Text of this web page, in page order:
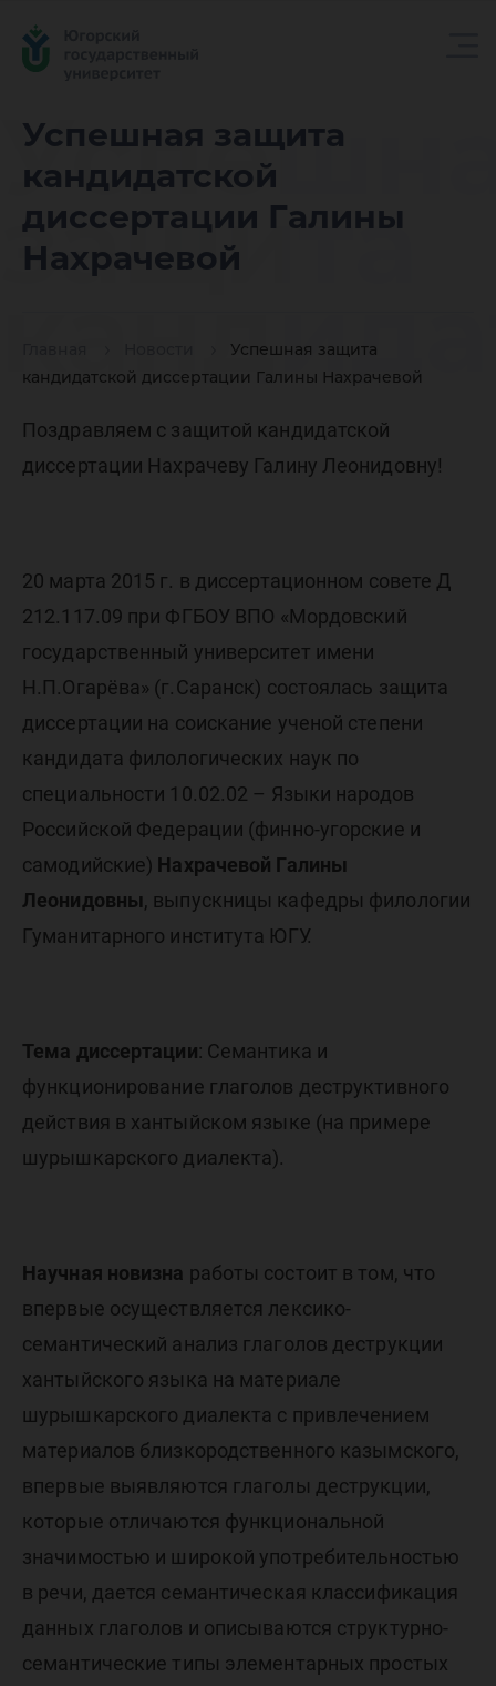
Успешная защита
кандидатской
диссертации Галины
Нахрачевой
Успешная защита
кандидатской диссертации Галины Нахрачевой
защита
Галины
Поздравляем с защитой кандидатской
диссертации Нахрачеву Галину Леонидовну!
20 марта 2015 г. в диссертационном совете Д
212.117.09 при ФГБОУ ВПО «Мордовский
государственный университет имени
Н.П.Огарёва» (г.Саранск) состоялась защита
диссертации на соискание ученой степени
кандидата филологических наук по
специальности 10.02.02 – Языки народов
Российской Федерации (финно-угорские и
самодийские) Нахрачевой Галины
Леонидовны, выпускницы кафедры филологии
Гуманитарного института ЮГУ.
Тема диссертации: Семантика и
функционирование глаголов деструктивного
действия в хантыйском языке (на примере
шурышкарского диалекта).
Научная новизна работы состоит в том, что
впервые осуществляется лексико-
семантический анализ глаголов деструкции
хантыйского языка на материале
шурышкарского диалекта с привлечением
материалов близкородственного казымского,
впервые выявляются глаголы деструкции,
которые отличаются функциональной
значимостью и широкой употребительностью
в речи, дается семантическая классификация
данных глаголов и описываются структурно-
семантические типы элементарных простых